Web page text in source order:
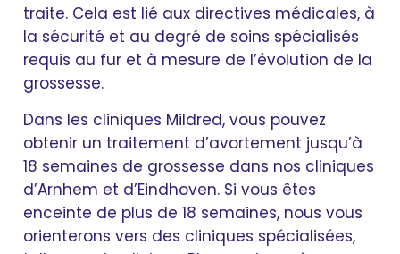
traite. Cela est lié aux directives médicales, à
la sécurité et au degré de soins spécialisés
requis au fur et à mesure de l’évolution de la
grossesse.
Dans les cliniques Mildred, vous pouvez
obtenir un traitement d’avortement jusqu’à
18 semaines de grossesse dans nos cliniques
d’Arnhem et d’Eindhoven. Si vous êtes
enceinte de plus de 18 semaines, nous vous
orienterons vers des cliniques spécialisées,